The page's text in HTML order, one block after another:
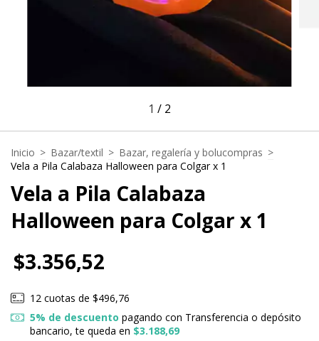
1 / 2
Inicio > Bazar/textil > Bazar, regalería y bolucompras >
Vela a Pila Calabaza Halloween para Colgar x 1
Vela a Pila Calabaza
Halloween para Colgar x 1
$3.356,52
12 cuotas de $496,76
5% de descuento pagando con Transferencia o depósito
bancario, te queda en $3.188,69